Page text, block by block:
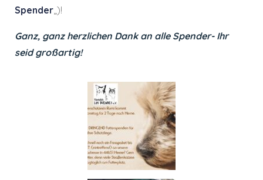
Spender „)!
Ganz, ganz herzlichen Dank an alle Spender- Ihr
seid großartig!